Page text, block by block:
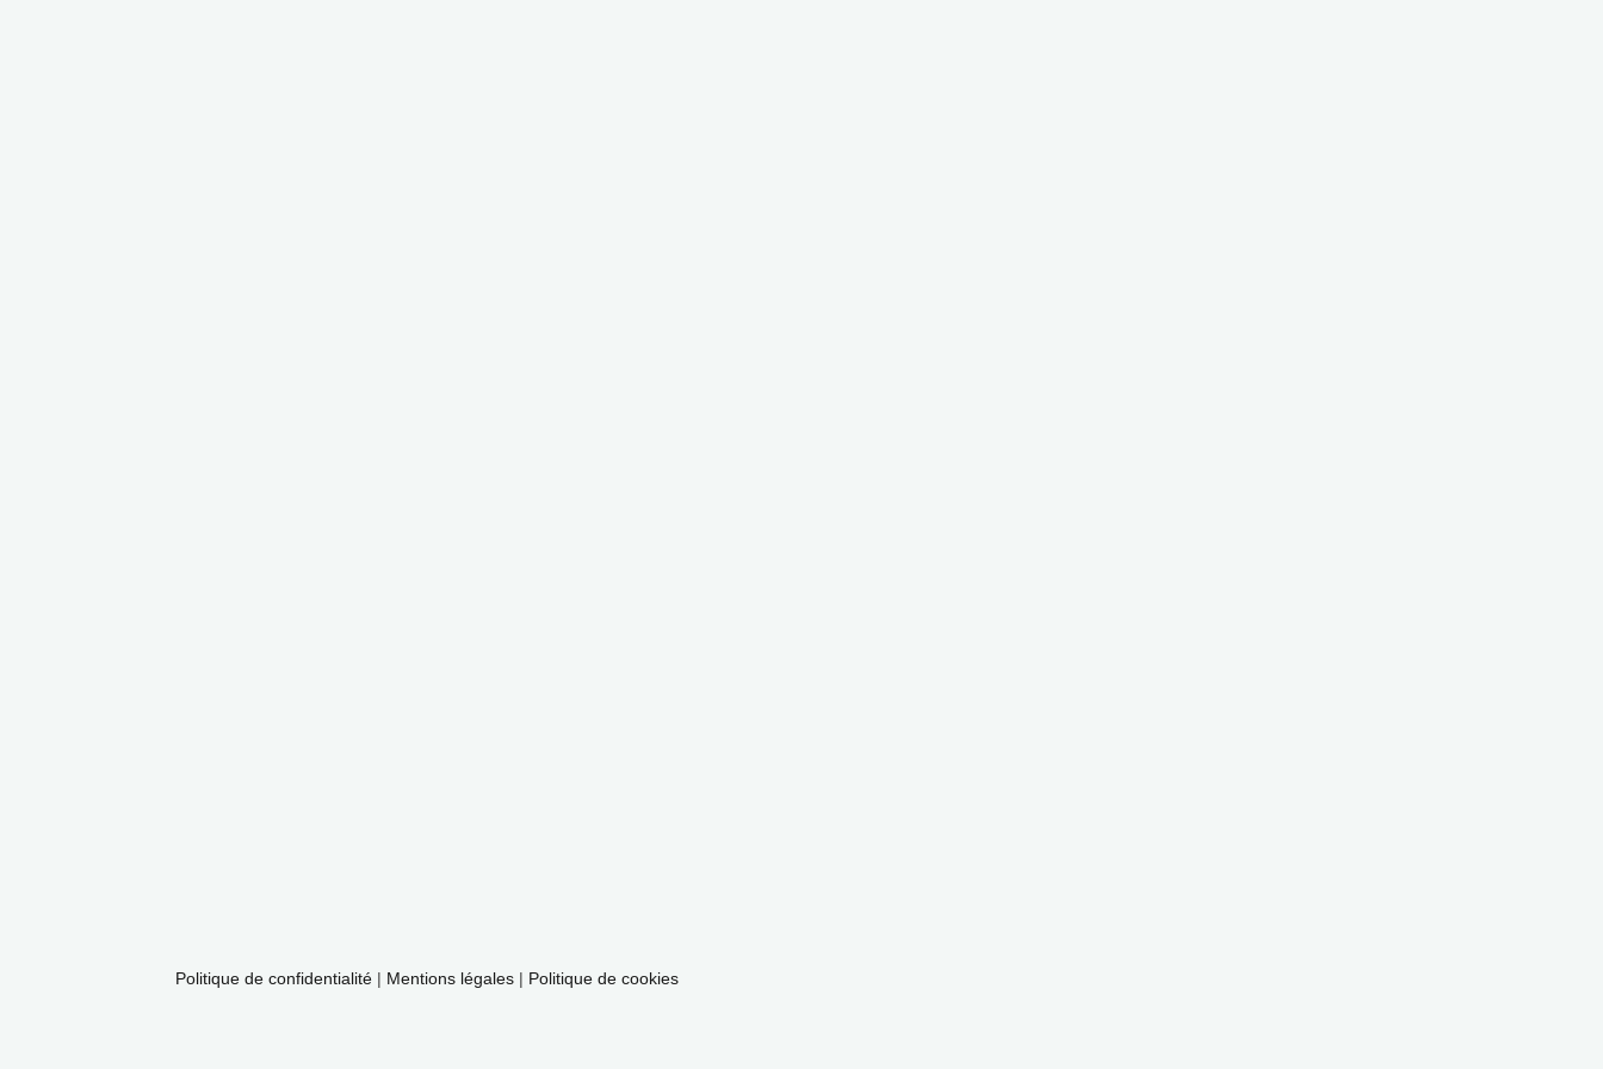
Politique de confidentialité | Mentions légales | Politique de cookies